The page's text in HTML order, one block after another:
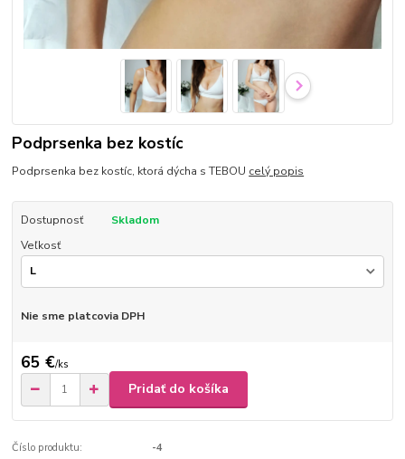
Podprsenka bez kostíc
Podprsenka bez kostíc, ktorá dýcha s TEBOU celý popis
Dostupnosť
Skladom
Veľkosť
Nie sme platcovia DPH
65 €/ks
Pridať do košíka
Číslo produktu: -4